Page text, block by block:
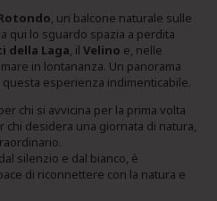
, un balcone naturale sulle
qui lo sguardo spazia a perdita
della Laga, il Velino e, nelle
in lontananza. Un panorama
esperienza indimenticabile.
chi si avvicina per la prima volta
chi desidera una giornata di natura,
silenzio e dal bianco, è
di riconnettere con la natura e